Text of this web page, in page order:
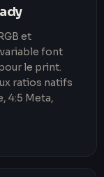
et
font
le print.
ratios natifs
4:5 Meta,